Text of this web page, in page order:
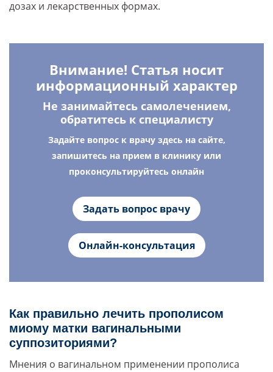
дозах и лекарственных формах.
Внимание! Статья носит
информационный характер
Не занимайтесь самолечением,
обратитесь к специалисту
Задайте вопрос к врачу здесь на сайте,
запишитесь на прием в клинику или
проконсультируйтесь онлайн
Задать вопрос врачу
Онлайн-консультация
Как правильно лечить прополисом
миому матки вагинальными
суппозиториями?
Мнения о вагинальном применении прополиса